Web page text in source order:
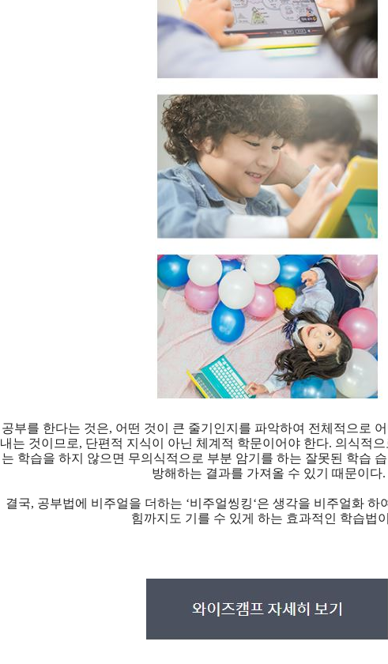
공부를 한다는 것은, 어떤 것이 큰 줄기인지를 파악하여 전체적으로
내는 것이므로, 단편적 지식이 아닌 체계적 학문이어야 한다. 의식적
는 학습을 하지 않으면 무의식적으로 부분 암기를 하는 잘못된 학습
방해하는 결과를 가져올 수 있기 때문이다.
결국, 공부법에 비주얼을 더하는 ‘비주얼씽킹‘은 생각을 비주얼화 하
힘까지도 기를 수 있게 하는 효과적인 학습법